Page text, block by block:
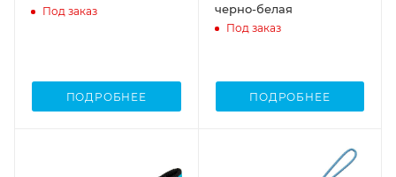
Под заказ
ПОДРОБНЕЕ
черно-белая
Под заказ
ПОДРОБНЕЕ